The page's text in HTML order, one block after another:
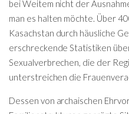
bei Weitem nicht der
man es halten möchte. Über
Kasachstan durch häusliche
erschreckende Statistiken
Sexualverbrechen, die der
unterstreichen die
Dessen von archaischen